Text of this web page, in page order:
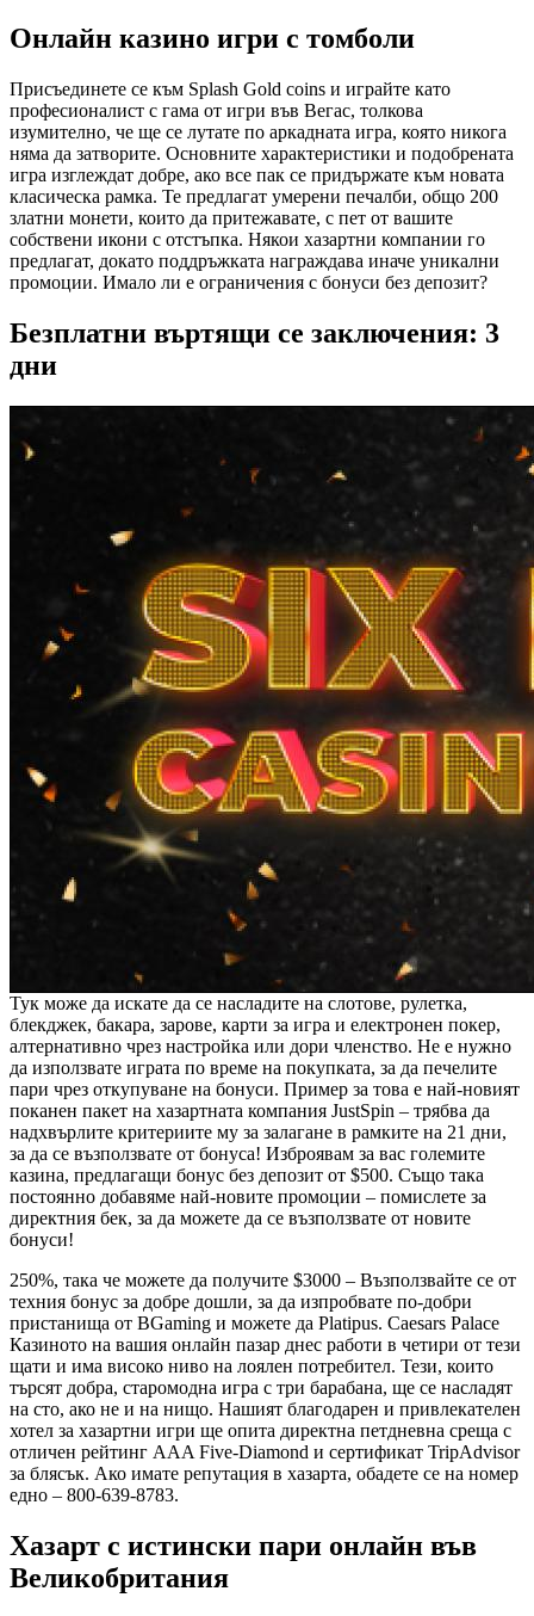
Онлайн казино игри с томболи
Присъединете се към Splash Gold coins и играйте като
професионалист с гама от игри във Вегас, толкова
изумително, че ще се лутате по аркадната игра, която никога
няма да затворите. Основните характеристики и подобрената
игра изглеждат добре, ако все пак се придържате към новата
класическа рамка. Те предлагат умерени печалби, общо 200
златни монети, които да притежавате, с пет от вашите
собствени икони с отстъпка. Някои хазартни компании го
предлагат, докато поддръжката награждава иначе уникални
промоции. Имало ли е ограничения с бонуси без депозит?
Безплатни въртящи се заключения: 3
дни
Тук може да искате да се насладите на слотове, рулетка,
блекджек, бакара, зарове, карти за игра и електронен покер,
алтернативно чрез настройка или дори членство. Не е нужно
да използвате играта по време на покупката, за да печелите
пари чрез откупуване на бонуси. Пример за това е най-новият
поканен пакет на хазартната компания JustSpin – трябва да
надхвърлите критериите му за залагане в рамките на 21 дни,
за да се възползвате от бонуса! Изброявам за вас големите
казина, предлагащи бонус без депозит от $500. Също така
постоянно добавяме най-новите промоции – помислете за
директния бек, за да можете да се възползвате от новите
бонуси!
250%, така че можете да получите $3000 – Възползвайте се от
техния бонус за добре дошли, за да изпробвате по-добри
пристанища от BGaming и можете да Platipus. Caesars Palace
Казиното на вашия онлайн пазар днес работи в четири от тези
щати и има високо ниво на лоялен потребител. Тези, които
търсят добра, старомодна игра с три барабана, ще се насладят
на сто, ако не и на нищо. Нашият благодарен и привлекателен
хотел за хазартни игри ще опита директна петдневна среща с
отличен рейтинг AAA Five-Diamond и сертификат TripAdvisor
за блясък. Ако имате репутация в хазарта, обадете се на номер
едно – 800-639-8783.
Хазарт с истински пари онлайн във
Великобритания